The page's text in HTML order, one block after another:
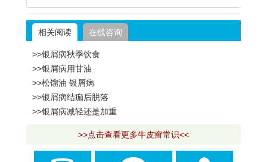
相关阅读 在线咨询
>>银屑病秋季饮食
>>银屑病用甘油
>>松馏油 银屑病
>>银屑病结痂后脱落
>>银屑病减轻还是加重
>>点击查看更多牛皮癣常识<<